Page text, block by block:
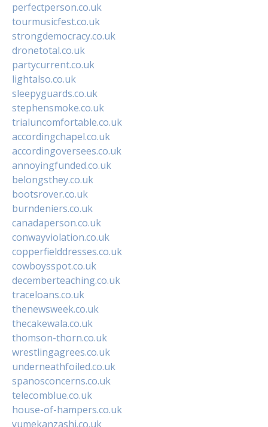
perfectperson.co.uk
tourmusicfest.co.uk
strongdemocracy.co.uk
dronetotal.co.uk
partycurrent.co.uk
lightalso.co.uk
sleepyguards.co.uk
stephensmoke.co.uk
trialuncomfortable.co.uk
accordingchapel.co.uk
accordingoversees.co.uk
annoyingfunded.co.uk
belongsthey.co.uk
bootsrover.co.uk
burndeniers.co.uk
canadaperson.co.uk
conwayviolation.co.uk
copperfielddresses.co.uk
cowboysspot.co.uk
decemberteaching.co.uk
traceloans.co.uk
thenewsweek.co.uk
thecakewala.co.uk
thomson-thorn.co.uk
wrestlingagrees.co.uk
underneathfoiled.co.uk
spanosconcerns.co.uk
telecomblue.co.uk
house-of-hampers.co.uk
yumekanzashi.co.uk